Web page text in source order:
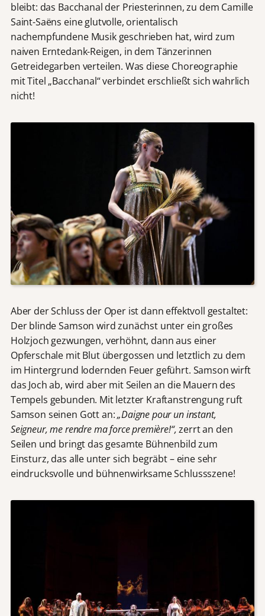
bleibt: das Bacchanal der Priesterinnen, zu dem Camille
Saint-Saëns eine glutvolle, orientalisch
nachempfundene Musik geschrieben hat, wird zum
naiven Erntedank-Reigen, in dem Tänzerinnen
Getreidegarben verteilen. Was diese Choreographie
mit Titel „Bacchanal“ verbindet erschließt sich wahrlich
nicht!
Aber der Schluss der Oper ist dann effektvoll gestaltet:
Der blinde Samson wird zunächst unter ein großes
Holzjoch gezwungen, verhöhnt, dann aus einer
Opferschale mit Blut übergossen und letztlich zu dem
im Hintergrund lodernden Feuer geführt. Samson wirft
das Joch ab, wird aber mit Seilen an die Mauern des
Tempels gebunden. Mit letzter Kraftanstrengung ruft
Samson seinen Gott an:„Daigne pour un instant,
Seigneur, me rendre ma force première!“,zerrt an den
Seilen und bringt das gesamte Bühnenbild zum
Einsturz, das alle unter sich begräbt – eine sehr
eindrucksvolle und bühnenwirksame Schlussszene!